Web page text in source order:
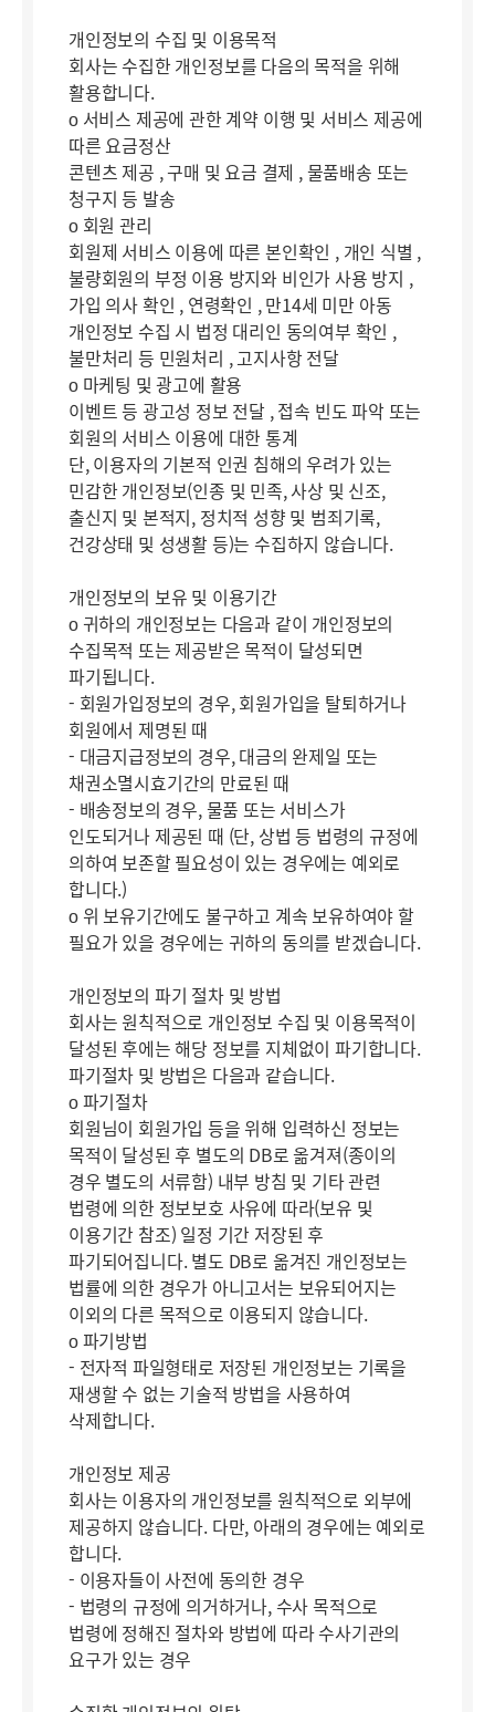
개인정보의 수집 및 이용목적
회사는 수집한 개인정보를 다음의 목적을 위해
활용합니다.
ο 서비스 제공에 관한 계약 이행 및 서비스 제공에
따른 요금정산
콘텐츠 제공 , 구매 및 요금 결제 , 물품배송 또는
청구지 등 발송
ο 회원 관리
회원제 서비스 이용에 따른 본인확인 , 개인 식별 ,
불량회원의 부정 이용 방지와 비인가 사용 방지 ,
가입 의사 확인 , 연령확인 , 만14세 미만 아동
개인정보 수집 시 법정 대리인 동의여부 확인 ,
불만처리 등 민원처리 , 고지사항 전달
ο 마케팅 및 광고에 활용
이벤트 등 광고성 정보 전달 , 접속 빈도 파악 또는
회원의 서비스 이용에 대한 통계
단, 이용자의 기본적 인권 침해의 우려가 있는
민감한 개인정보(인종 및 민족, 사상 및 신조,
출신지 및 본적지, 정치적 성향 및 범죄기록,
건강상태 및 성생활 등)는 수집하지 않습니다.
개인정보의 보유 및 이용기간
ο 귀하의 개인정보는 다음과 같이 개인정보의
수집목적 또는 제공받은 목적이 달성되면
파기됩니다.
- 회원가입정보의 경우, 회원가입을 탈퇴하거나
회원에서 제명된 때
- 대금지급정보의 경우, 대금의 완제일 또는
채권소멸시효기간의 만료된 때
- 배송정보의 경우, 물품 또는 서비스가
인도되거나 제공된 때 (단, 상법 등 법령의 규정에
의하여 보존할 필요성이 있는 경우에는 예외로
합니다.)
ο 위 보유기간에도 불구하고 계속 보유하여야 할
필요가 있을 경우에는 귀하의 동의를 받겠습니다.
개인정보의 파기 절차 및 방법
회사는 원칙적으로 개인정보 수집 및 이용목적이
달성된 후에는 해당 정보를 지체없이 파기합니다.
파기절차 및 방법은 다음과 같습니다.
ο 파기절차
회원님이 회원가입 등을 위해 입력하신 정보는
목적이 달성된 후 별도의 DB로 옮겨져(종이의
경우 별도의 서류함) 내부 방침 및 기타 관련
법령에 의한 정보보호 사유에 따라(보유 및
이용기간 참조) 일정 기간 저장된 후
파기되어집니다. 별도 DB로 옮겨진 개인정보는
법률에 의한 경우가 아니고서는 보유되어지는
이외의 다른 목적으로 이용되지 않습니다.
ο 파기방법
- 전자적 파일형태로 저장된 개인정보는 기록을
재생할 수 없는 기술적 방법을 사용하여
삭제합니다.
개인정보 제공
회사는 이용자의 개인정보를 원칙적으로 외부에
제공하지 않습니다. 다만, 아래의 경우에는 예외로
합니다.
- 이용자들이 사전에 동의한 경우
- 법령의 규정에 의거하거나, 수사 목적으로
법령에 정해진 절차와 방법에 따라 수사기관의
요구가 있는 경우